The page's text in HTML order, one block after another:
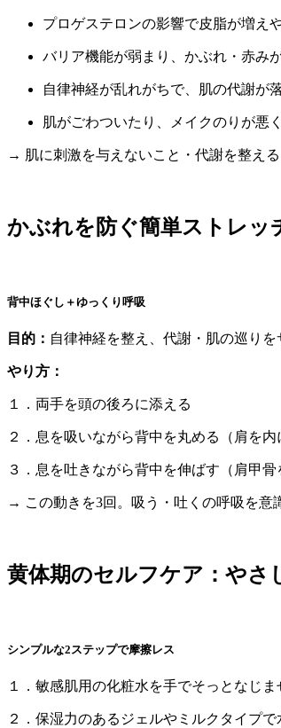
プロゲステロンの影響で皮脂が増え
バリア機能が弱まり、かぶれ・赤み
自律神経が乱れがちで、肌の代謝が
肌がごわついたり、メイクのりが悪
→ 肌に刺激を与えないこと・代謝を整える
かぶれを防ぐ簡単ストレッ
背中ほぐし＋ゆっくり呼吸
目的： 自律神経を整え、代謝・肌の巡りを
やり方：
１．両手を頭の後ろに添える
２．息を吸いながら背中を丸める（肩を内
３．息を吐きながら背中を伸ばす（肩甲骨
→ この動きを3回。吸う・吐くの呼吸を意
黄体期のセルフケア：やさ
シンプルな2ステップで摩擦レス
１．敏感肌用の化粧水を手でそっとなじま
２．保湿力のあるジェルやミルクタイプ